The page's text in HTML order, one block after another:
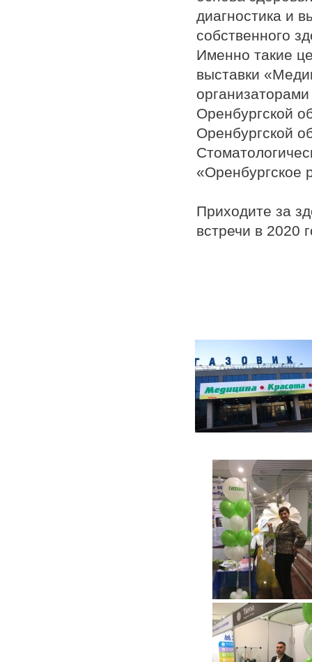
диагностика и
собственного
Именно такие
выставки
Оренбургской
Оренбургской
«Оренбургское
Приходите за
встречи в 2020